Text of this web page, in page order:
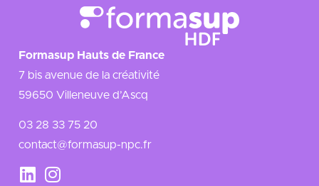
Formasup Hauts de France
7 bis avenue de la créativité
59650 Villeneuve d’Ascq
03 28 33 75 20
contact@formasup-npc.fr